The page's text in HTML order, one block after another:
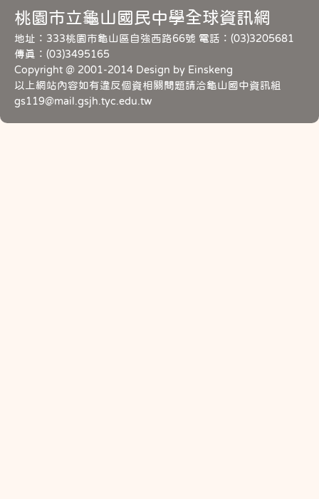
桃園市立龜山國民中學全球資訊網
地址：333桃園市龜山區自強西路66號 電話：(03)3205681
傳真：(03)3495165
Copyright @ 2001-2014 Design by Einskeng
以上網站內容如有違反個資相關問題請洽龜山國中資訊組
gs119@mail.gsjh.tyc.edu.tw